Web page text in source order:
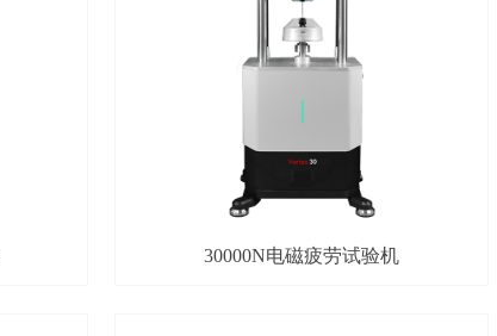
30000N电磁疲劳试验机